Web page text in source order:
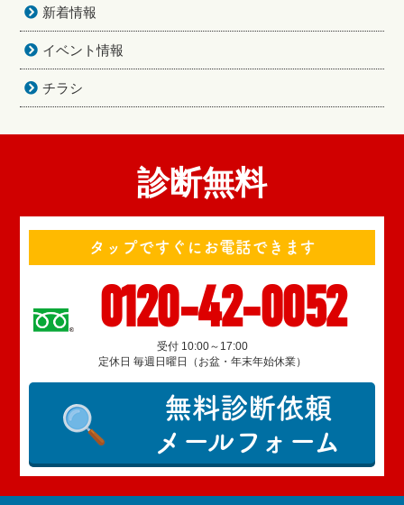
新着情報
イベント情報
チラシ
診断無料
タップですぐにお電話できます
0120-42-0052
受付 10:00～17:00
定休日 毎週日曜日（お盆・年末年始休業）
無料診断依頼
メールフォーム